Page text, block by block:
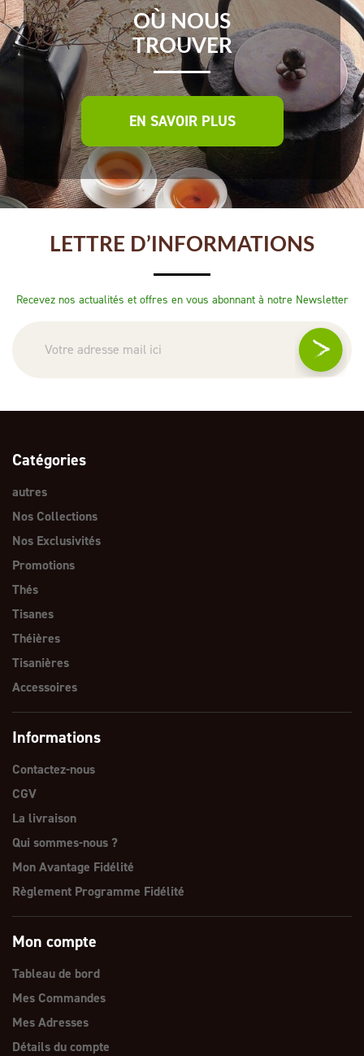
OÙ NOUS
TROUVER
EN SAVOIR PLUS
LETTRE D’INFORMATIONS
Recevez nos actualités et offres en vous abonnant à notre Newsletter
Catégories
autres
Nos Collections
Nos Exclusivités
Promotions
Thés
Tisanes
Théières
Tisanières
Accessoires
Informations
Contactez-nous
CGV
La livraison
Qui sommes-nous ?
Mon Avantage Fidélité
Règlement Programme Fidélité
Mon compte
Tableau de bord
Mes Commandes
Mes Adresses
Détails du compte